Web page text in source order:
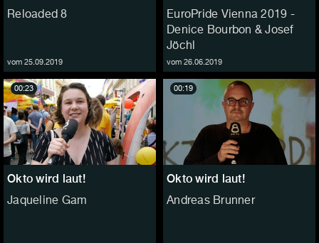
Reloaded 8
vom 25.09.2019
EuroPride Vienna 2019 -
Denice Bourbon & Josef
Jöchl
vom 26.06.2019
Okto wird laut!
Jaqueline Gam
00:23
Okto wird laut!
Andreas Brunner
00:19